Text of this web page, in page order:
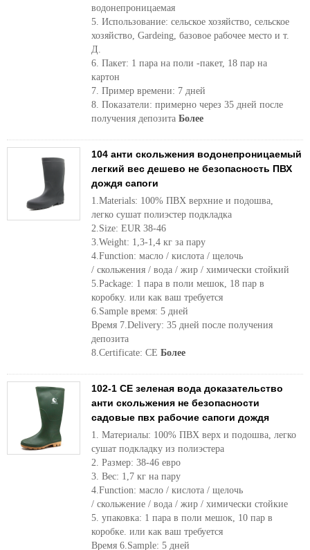
водонепроницаемая
5. Использование: сельское хозяйство, сельское
хозяйство, Gardeing, базовое рабочее место и т.
Д.
6. Пакет: 1 пара на поли -пакет, 18 пар на
картон
7. Пример времени: 7 дней
8. Показатели: примерно через 35 дней после
получения депозита Более
104 анти скольжения водонепроницаемый
легкий вес дешево не безопасность ПВХ
дождя сапоги
1.Materials: 100% ПВХ верхние и подошва,
легко сушат полиэстер подкладка
2.Size: EUR 38-46
3.Weight: 1,3-1,4 кг за пару
4.Function: масло / кислота / щелочь
/ скольжения / вода / жир / химически стойкий
5.Package: 1 пара в поли мешок, 18 пар в
коробку. или как ваш требуется
6.Sample время: 5 дней
Время 7.Delivery: 35 дней после получения
депозита
8.Certificate: CE Более
102-1 CE зеленая вода доказательство
анти скольжения не безопасности
садовые пвх рабочие сапоги дождя
1. Материалы: 100% ПВХ верх и подошва, легко
сушат подкладку из полиэстера
2. Размер: 38-46 евро
3. Вес: 1,7 кг на пару
4.Function: масло / кислота / щелочь
/ скольжение / вода / жир / химически стойкие
5. упаковка: 1 пара в поли мешок, 10 пар в
коробке. или как ваш требуется
Время 6.Sample: 5 дней